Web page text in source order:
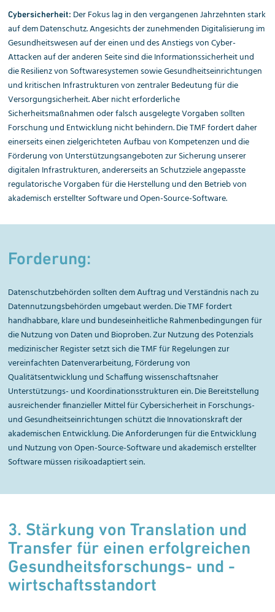
Cybersicherheit: Der Fokus lag in den vergangenen Jahrzehnten stark
auf dem Datenschutz. Angesichts der zunehmenden Digitalisierung im
Gesundheitswesen auf der einen und des Anstiegs von Cyber-
Attacken auf der anderen Seite sind die Informationssicherheit und
die Resilienz von Softwaresystemen sowie Gesundheitseinrichtungen
und kritischen Infrastrukturen von zentraler Bedeutung für die
Versorgungsicherheit. Aber nicht erforderliche
Sicherheitsmaßnahmen oder falsch ausgelegte Vorgaben sollten
Forschung und Entwicklung nicht behindern. Die TMF fordert daher
einerseits einen zielgerichteten Aufbau von Kompetenzen und die
Förderung von Unterstützungsangeboten zur Sicherung unserer
digitalen Infrastrukturen, andererseits an Schutzziele angepasste
regulatorische Vorgaben für die Herstellung und den Betrieb von
akademisch erstellter Software und Open-Source-Software.
Forderung:
Datenschutzbehörden sollten dem Auftrag und Verständnis nach zu
Datennutzungsbehörden umgebaut werden. Die TMF fordert
handhabbare, klare und bundeseinheitliche Rahmenbedingungen für
die Nutzung von Daten und Bioproben. Zur Nutzung des Potenzials
medizinischer Register setzt sich die TMF für Regelungen zur
vereinfachten Datenverarbeitung, Förderung von
Qualitätsentwicklung und Schaffung wissenschaftsnaher
Unterstützungs- und Koordinationsstrukturen ein. Die Bereitstellung
ausreichender finanzieller Mittel für Cybersicherheit in Forschungs-
und Gesundheitseinrichtungen schützt die Innovationskraft der
akademischen Entwicklung. Die Anforderungen für die Entwicklung
und Nutzung von Open-Source-Software und akademisch erstellter
Software müssen risikoadaptiert sein.
3. Stärkung von Translation und
Transfer für einen erfolgreichen
Gesundheits­forschungs- und -
wirt­schafts­standort